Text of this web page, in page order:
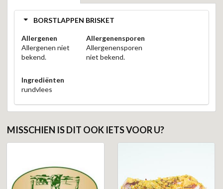
BORSTLAPPEN BRISKET
Allergenen
Allergenen niet
bekend.
Allergenensporen
Allergenensporen
niet bekend.
Ingrediënten
rundvlees
MISSCHIEN IS DIT OOK IETS VOOR U?